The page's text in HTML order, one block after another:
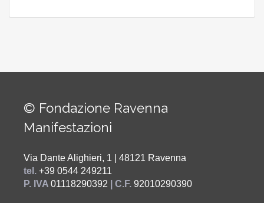
© Fondazione Ravenna
Manifestazioni
Via Dante Alighieri, 1 | 48121 Ravenna
tel. +39 0544 249211
P. IVA 01118290392 | C.F. 92010290390